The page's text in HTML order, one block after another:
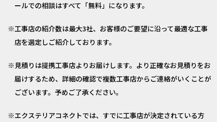
ールでの相談はすべて「無料」になります。
工事店の紹介数は最大3社、お客様のご要望に沿って最適な工事
店を選定しご紹介しております。
見積りは提携工事店よりお届けします。より正確なお見積りをお
届けするため、詳細の確認で複数工事店からご連絡がいくことが
ございます。予めご了承ください。
エクステリアコネクトでは、すでに工事店が決定されている方